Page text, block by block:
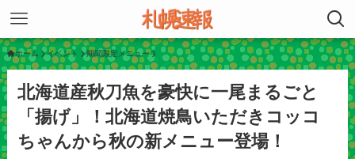
ホーム イベント 期間限定メニュー
北海道産秋刀魚を豪快に一尾まるごと
「揚げ」！北海道焼鳥いただきコッコ
ちゃんから秋の新メニュー登場！